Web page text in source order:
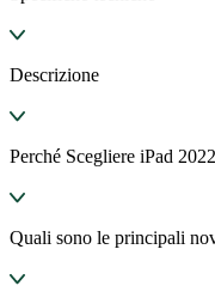
Descrizione
Perché Scegliere iPad
Quali sono le principali